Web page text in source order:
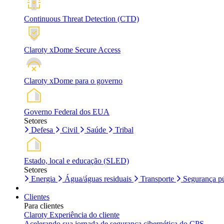
Continuous Threat Detection (CTD)
Claroty xDome Secure Access
Claroty xDome para o governo
Governo Federal dos EUA
Setores
Defesa
Civil Saúde Tribal
Estado, local e educação (SLED)
Setores
Energia
Água/águas residuais Transporte Segurança
Clientes
Para clientes
Claroty Experiência do cliente